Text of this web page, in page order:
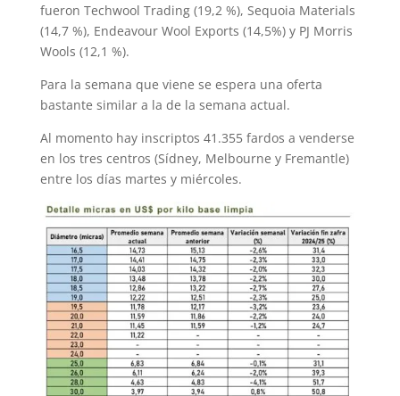
fueron Techwool Trading (19,2 %), Sequoia Materials
(14,7 %), Endeavour Wool Exports (14,5%) y PJ Morris
Wools (12,1 %).
Para la semana que viene se espera una oferta
bastante similar a la de la semana actual.
Al momento hay inscriptos 41.355 fardos a venderse
en los tres centros (Sídney, Melbourne y Fremantle)
entre los días martes y miércoles.